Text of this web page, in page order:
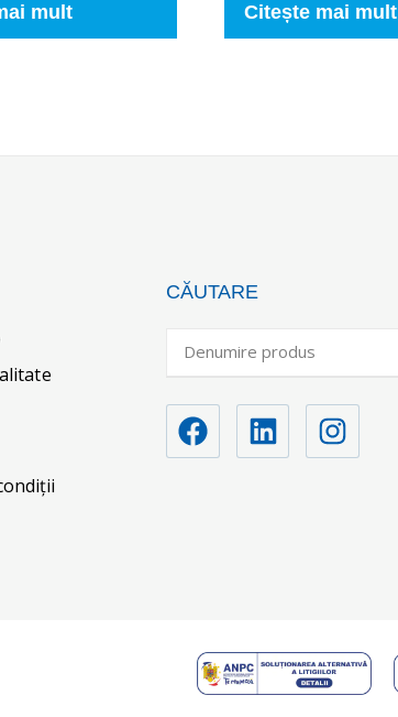
mult Citește mai mult
CĂUTARE